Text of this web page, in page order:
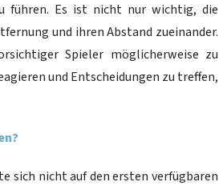
führen. Es ist nicht nur wichtig, die
und ihren Abstand zueinander.
Spieler möglicherweise zu
und Entscheidungen zu treffen,
sich nicht auf den ersten verfügbaren